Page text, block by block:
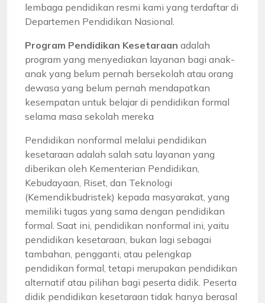
lembaga pendidikan resmi kami yang terdaftar di
Departemen Pendidikan Nasional.
Program Pendidikan Kesetaraan adalah
program yang menyediakan layanan bagi anak-
anak yang belum pernah bersekolah atau orang
dewasa yang belum pernah mendapatkan
kesempatan untuk belajar di pendidikan formal
selama masa sekolah mereka
Pendidikan nonformal melalui pendidikan
kesetaraan adalah salah satu layanan yang
diberikan oleh Kementerian Pendidikan,
Kebudayaan, Riset, dan Teknologi
(Kemendikbudristek) kepada masyarakat, yang
memiliki tugas yang sama dengan pendidikan
formal. Saat ini, pendidikan nonformal ini, yaitu
pendidikan kesetaraan, bukan lagi sebagai
tambahan, pengganti, atau pelengkap
pendidikan formal, tetapi merupakan pendidikan
alternatif atau pilihan bagi peserta didik. Peserta
didik pendidikan kesetaraan tidak hanya berasal